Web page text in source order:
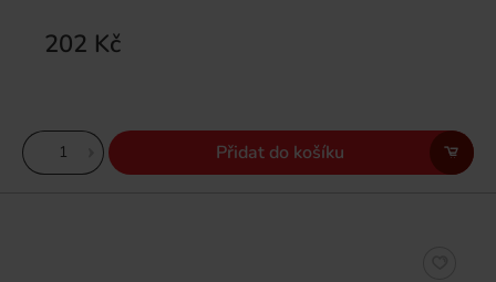
202 Kč
Přidat do košíku